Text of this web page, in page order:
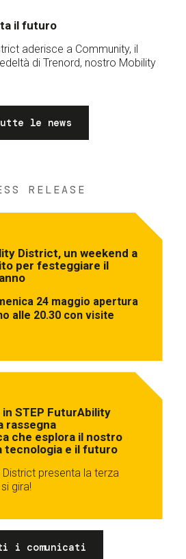
il futuro
aderisce a Community, il
di Trenord, nostro Mobility
le news
RELEASE
District, un weekend a
per festeggiare il
24 maggio apertura
alle 20.30 con visite
in STEP FuturAbility
rassegna
che esplora il nostro
tecnologia e il futuro
District presenta la terza
gira!
i comunicati